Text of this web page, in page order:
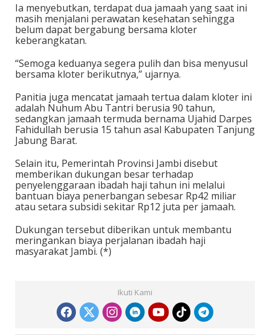
Ia menyebutkan, terdapat dua jamaah yang saat ini
masih menjalani perawatan kesehatan sehingga
belum dapat bergabung bersama kloter
keberangkatan.
“Semoga keduanya segera pulih dan bisa menyusul
bersama kloter berikutnya,” ujarnya.
Panitia juga mencatat jamaah tertua dalam kloter ini
adalah Nuhum Abu Tantri berusia 90 tahun,
sedangkan jamaah termuda bernama Ujahid Darpes
Fahidullah berusia 15 tahun asal Kabupaten Tanjung
Jabung Barat.
Selain itu, Pemerintah Provinsi Jambi disebut
memberikan dukungan besar terhadap
penyelenggaraan ibadah haji tahun ini melalui
bantuan biaya penerbangan sebesar Rp42 miliar
atau setara subsidi sekitar Rp12 juta per jamaah.
Dukungan tersebut diberikan untuk membantu
meringankan biaya perjalanan ibadah haji
masyarakat Jambi. (*)
Ikuti Kami